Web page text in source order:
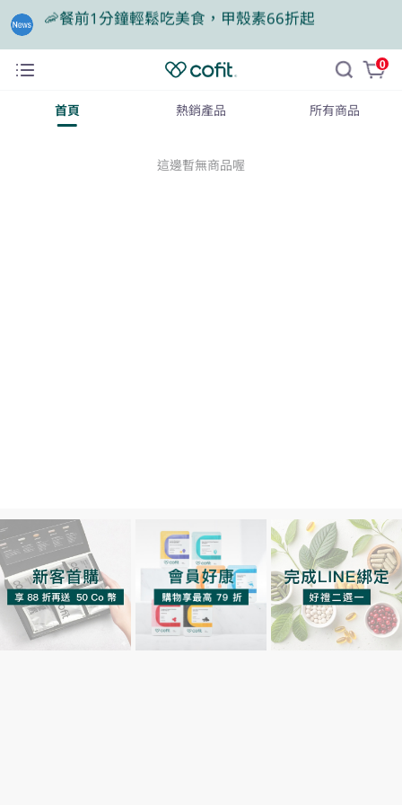
🎁買大餐包送蛋白飲，滿額再抽豪華住宿券
0
首頁 熱銷產品 所有商品
這邊暫無商品喔